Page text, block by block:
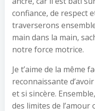
confiance, de respect
traverserons
main dans la main,
notre force motrice.
Je t’aime de la même
reconnaissante
et si sincère.
des limites de